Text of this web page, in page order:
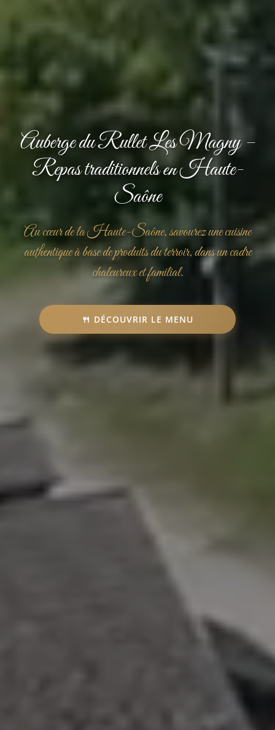
Auberge du Rullet Les Magny –
Repas traditionnels en Haute-
Saône
Au cœur de la Haute-Saône, savourez une cuisine
authentique à base de produits du terroir, dans un cadre
chaleureux et familial.
🍴 DÉCOUVRIR LE MENU